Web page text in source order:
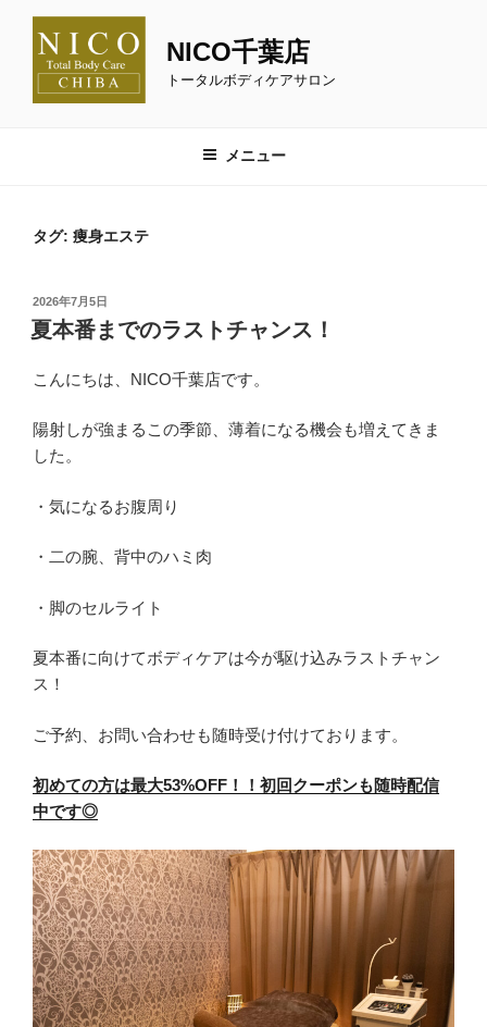
NICO千葉店
トータルボディケアサロン
メニュー
タグ: 痩身エステ
投
稿
日:
2026年7月5日
夏本番までのラストチャンス！
こんにちは、NICO千葉店です。
陽射しが強まるこの季節、薄着になる機会も増えてきま
した。
・気になるお腹周り
・二の腕、背中のハミ肉
・脚のセルライト
夏本番に向けてボディケアは今が駆け込みラストチャン
ス！
ご予約、お問い合わせも随時受け付けております。
初めての方は最大53%OFF！！初回クーポンも随時配信
中です◎